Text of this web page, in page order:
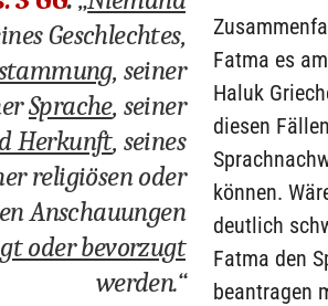
Geschlechtes,
, seiner
Sprache, seiner
Herkunft, seines
religiösen oder
Anschauungen
oder bevorzugt
werden.“
Fatma es
Haluk
diesen
können.
deutlich
Fatma den
beantragen